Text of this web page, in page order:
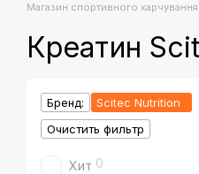
Магазин спортивного харчування
Креатин
Бренд:
Scitec Nutrition
Очистить фильтр
Хит 0